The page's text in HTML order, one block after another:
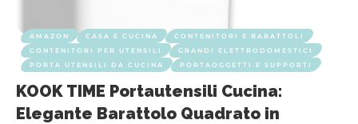
AMAZON CASA E CUCINA
CONTENITORI E BARATTOLI
CONTENITORI PER UTENSILI
GRANDI ELETTRODOMESTICI
PORTA UTENSILI DA CUCINA
PORTAOGGETTI E SUPPORTI
KOOK TIME Portautensili Cucina:
Elegante Barattolo Quadrato in